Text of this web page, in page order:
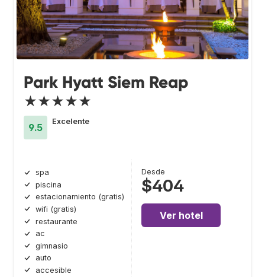
Park Hyatt Siem Reap
★★★★★
9.5
Excelente
spa
piscina
estacionamiento (gratis)
wifi (gratis)
restaurante
ac
gimnasio
auto
accesible
Desde
$404
Ver hotel